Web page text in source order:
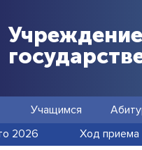
Учащимся
2026 Ход приема